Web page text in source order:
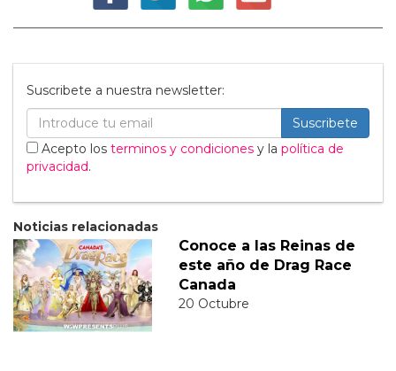
Suscribete a nuestra newsletter:
Suscribete
Acepto los terminos y condiciones y la política de
privacidad.
Noticias relacionadas
Conoce a las Reinas de
este año de Drag Race
Canada
20 Octubre